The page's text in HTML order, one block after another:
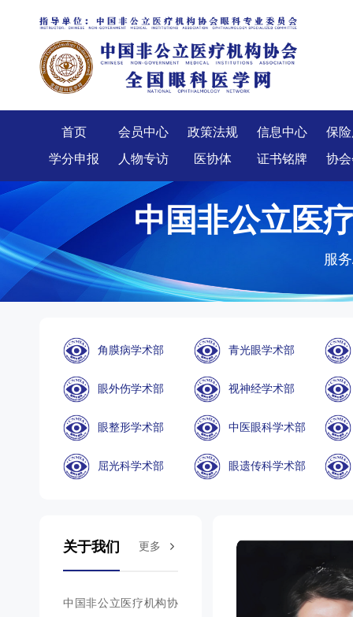
首页 会员中心 政策法规 信息中心
保
学分申报
人物专访 医协体 证书铭牌 协
中国非公立医
服
角膜病学术部 青光眼学术部
眼外伤学术部 视神经学术部
眼整形学术部 中医眼科学术部
屈光科学术部 眼遗传科学术部
关于我们 更多
中国非公立医疗机构协